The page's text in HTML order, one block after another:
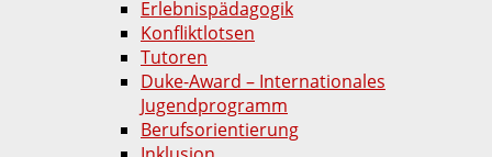
Erlebnispädagogik
Konfliktlotsen
Tutoren
Duke-Award – Internationales
Jugendprogramm
Berufsorientierung